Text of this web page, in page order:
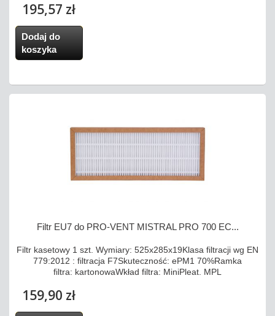
195,57 zł
Dodaj do
koszyka
Filtr EU7 do PRO-VENT MISTRAL PRO 700 EC...
Filtr kasetowy 1 szt. Wymiary: 525x285x19Klasa filtracji wg EN
779:2012 : filtracja F7Skuteczność: ePM1 70%Ramka
filtra: kartonowaWkład filtra: MiniPleat. MPL
159,90 zł